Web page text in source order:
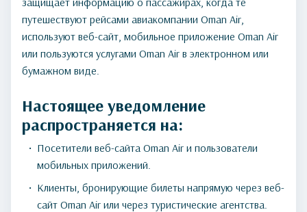
путешествуют рейсами авиакомпании Oman Air,
используют веб-сайт, мобильное приложение Oman Air
или пользуются услугами Oman Air в электронном или
бумажном виде.
Настоящее уведомление
распространяется на:
Посетители веб-сайта Oman Air и пользователи
мобильных приложений.
Клиенты, бронирующие билеты напрямую через веб-
сайт Oman Air или через туристические агентства.